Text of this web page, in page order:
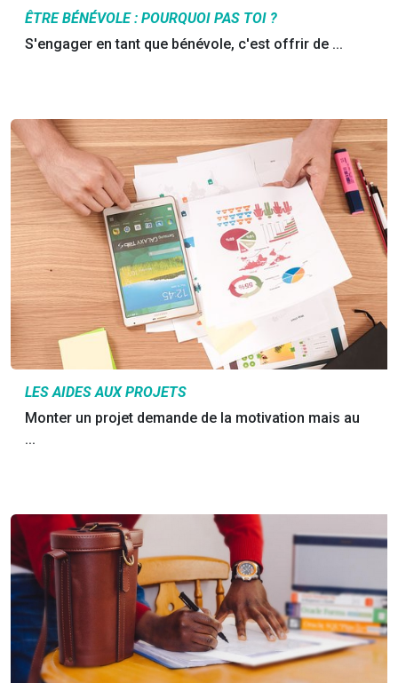
ÊTRE BÉNÉVOLE : POURQUOI PAS TOI ?
S'engager en tant que bénévole, c'est offrir de ...
LES AIDES AUX PROJETS
Monter un projet demande de la motivation mais au
...